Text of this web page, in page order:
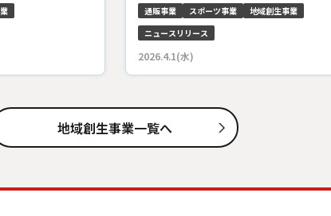
通販事業 スポーツ事業
地域創生事業
ニュースリリース
2026.4.1(水)
地域創生事業一覧へ